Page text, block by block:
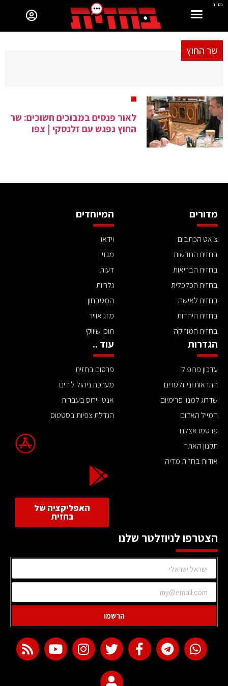
בס"ד
שר החוץ
לאור פנסים במבוכים חשוכים: שר
החוץ נפגש עם זלנסקי | צפו
מדורים
צ'אט הכתבים
בחזית החדשות
בחזית הבריאות
בחזית הכלכלית
בחזית לאישה
בחזית היהדות
בחזית המוזיקה
המיוחדים
וידאו
מגזין
דעות
גלריות
המטבחון
מזג אוויר
תוכן שיווקי
הגדרות
עדכון פרופיל
התראות וניוזלטרים
שדרוג למנוי פרימיום
המייל האדום
פרסמו אצלנו
תקנון האתר
אודות בחזית מדיה
עוד ..
פרסום בחזית
מערכת ניהול לידים
אנטי וירוס בעברית
הגדלת צפיות בסטטוס
האפליקציה של
בחזית
הצטרפו לניוזלטר שלנו
הרשמו